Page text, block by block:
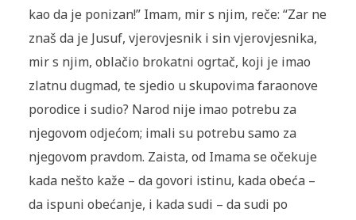
kao da je ponizan!” Imam, mir s njim, reče: “Zar ne
znaš da je Jusuf, vjerovjesnik i sin vjerovjesnika,
mir s njim, oblačio brokatni ogrtač, koji je imao
zlatnu dugmad, te sjedio u skupovima faraonove
porodice i sudio? Narod nije imao potrebu za
njegovom odjećom; imali su potrebu samo za
njegovom pravdom. Zaista, od Imama se očekuje
kada nešto kaže – da govori istinu, kada obeća –
da ispuni obećanje, i kada sudi – da sudi po